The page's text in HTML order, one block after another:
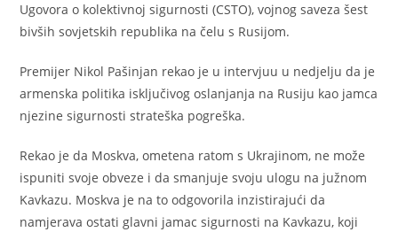
Ugovora o kolektivnoj sigurnosti (CSTO), vojnog saveza šest
bivših sovjetskih republika na čelu s Rusijom.
Premijer Nikol Pašinjan rekao je u intervjuu u nedjelju da je
armenska politika isključivog oslanjanja na Rusiju kao jamca
njezine sigurnosti strateška pogreška.
Rekao je da Moskva, ometena ratom s Ukrajinom, ne može
ispuniti svoje obveze i da smanjuje svoju ulogu na južnom
Kavkazu. Moskva je na to odgovorila inzistirajući da
namjerava ostati glavni jamac sigurnosti na Kavkazu, koji